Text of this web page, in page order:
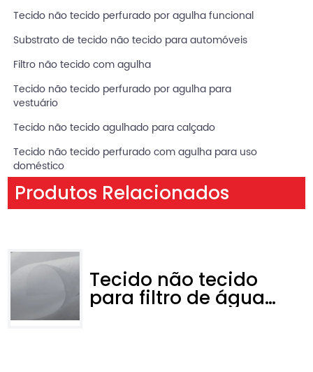
Tecido não tecido perfurado por agulha funcional
Substrato de tecido não tecido para automóveis
Filtro não tecido com agulha
Tecido não tecido perfurado por agulha para
vestuário
Tecido não tecido agulhado para calçado
Tecido não tecido perfurado com agulha para uso
doméstico
Produtos Relacionados
Tecido não tecido
para filtro de água